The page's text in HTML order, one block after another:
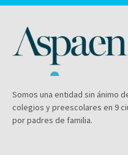
Somos una entidad sin ánimo
colegios y preescolares en 9
por padres de familia.